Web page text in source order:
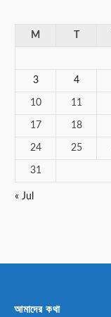
M
3 4
10 11
17 18
24 25
31
« Jul
আমাদের কথা